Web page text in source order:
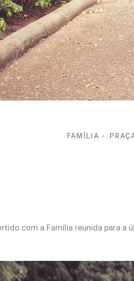
FAMÍLIA
com a Família reunida para